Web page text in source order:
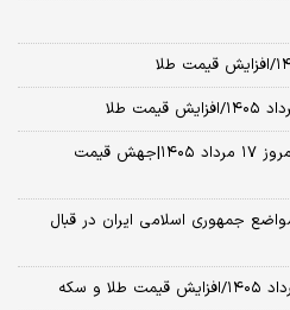
قیمت سکه، نیم سکه و ربع سکه امروز ۱۷ مرداد ۱۴۰۵|جهش قیمت
جمهوری اسلامی ایران در قبال